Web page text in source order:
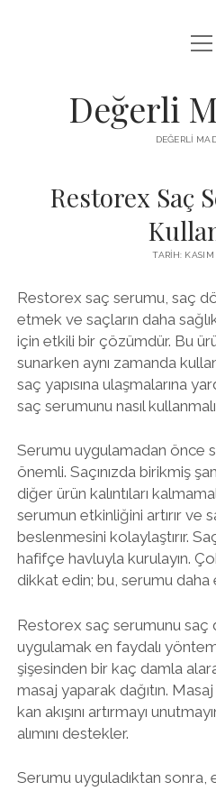
FACEBOOK TAKIPÇI
aç
Değerli
DEĞERLI
Restorex Saç
TARIH: KASIM
Restorex saç serumu, saç
etmek ve saçların daha
için etkili bir çözümdür. Bu
sunarken aynı zamanda
saç yapısına ulaşmalarına
saç serumunu nasıl
Serumu uygulamadan önce
önemli. Saçınızda birikmiş
diğer ürün kalıntıları
serumun etkinliğini artırır ve
beslenmesini kolaylaştırır.
hafifçe havluyla kurulayın.
dikkat edin; bu, serumu
Restorex saç serumunu saç
uygulamak en faydalı
şişesinden bir kaç damla
masaj yaparak dağıtın.
kan akışını artırmayı
alımını destekler.
Serumu uyguladıktan sonra,